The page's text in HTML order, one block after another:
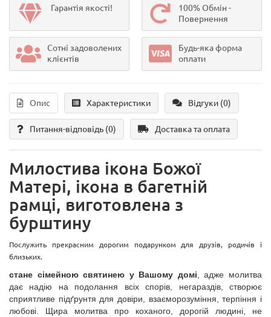
Гарантія якості!
100% Обмін -
Повернення
Сотні задоволених
клієнтів
Будь-яка форма
оплати
Опис Характеристики Відгуки (0)
Питання-відповідь (0) Доставка та оплата
Милостива ікона Божої
Матері, ікона в багетній
рамці, виготовлена з
бурштину
Послужить прекрасним дорогим подарунком для друзів, родичів і
близьких.
стане сімейною святинею у Вашому домі, адже молитва
дає надію на подолання всіх спорів, негараздів, створює
сприятливе підґрунтя для довіри, взаєморозуміння, терпіння і
любові. Щира молитва про коханого, дорогій людині, не